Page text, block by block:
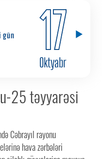
gün 17
Oktyabr
25 təyyarəsi
Cəbrayıl rayonu
hava zərbələri